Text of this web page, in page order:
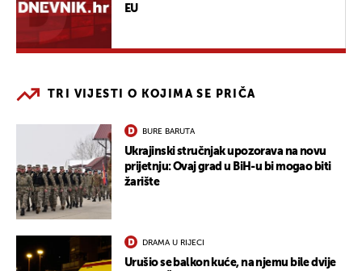
EU
TRI VIJESTI O KOJIMA SE PRIČA
BURE BARUTA
Ukrajinski stručnjak upozorava na novu
prijetnju: Ovaj grad u BiH-u bi mogao biti
žarište
DRAMA U RIJECI
Urušio se balkon kuće, na njemu bile dvije